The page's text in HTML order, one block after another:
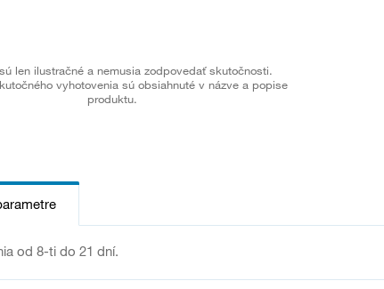
len ilustračné a nemusia zodpovedať skutočnosti.
vyhotovenia sú obsiahnuté v názve a popise
produktu.
od 8-ti do 21 dní.